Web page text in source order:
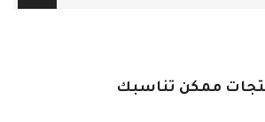
ممكن تناسبك